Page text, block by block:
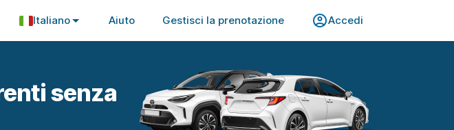
Italiano Aiuto Gestisci la prenotazione Accedi
senza